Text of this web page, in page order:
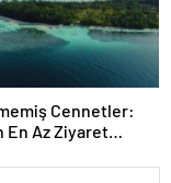
Cennetler:
En Az Ziyaret